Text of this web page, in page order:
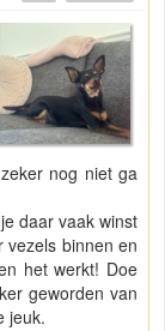
nog niet ga
daar vaak winst
binnen en
het werkt! Doe
geworden van
jeuk.